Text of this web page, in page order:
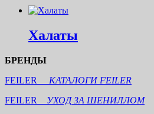
Халаты
БРЕНДЫ
FEILER КАТАЛОГИ FEILER
FEILER
УХОД ЗА ШЕНИЛЛОМ